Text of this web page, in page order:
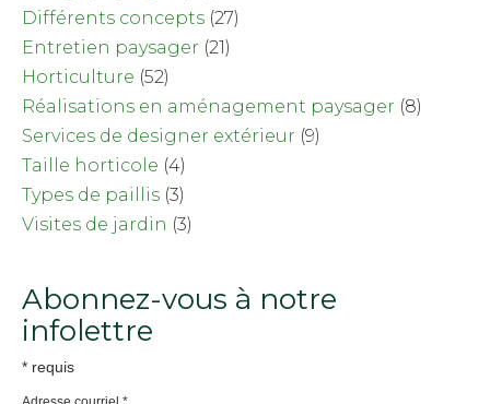
Différents concepts (27)
Entretien paysager (21)
Horticulture (52)
Réalisations en aménagement paysager (8)
Services de designer extérieur (9)
Taille horticole (4)
Types de paillis (3)
Visites de jardin (3)
Abonnez-vous à notre
infolettre
* requis